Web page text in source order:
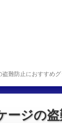
盗難防止におすすめ
ージの